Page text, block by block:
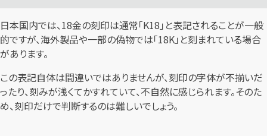
日本国内では、18金の刻印は通常「K18」と表記されることが一般
的ですが、海外製品や一部の偽物では「18K」と刻まれている場合
があります。
この表記自体は間違いではありませんが、刻印の字体が不揃いだ
ったり、刻みが浅くてかすれていて、不自然に感じられます。そのた
め、刻印だけで判断するのは難しいでしょう。